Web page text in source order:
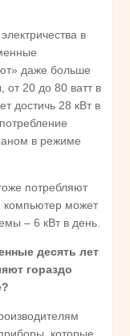
в
даже больше
от 20 до 80 ватт в
достичь 28 кВт в
в режиме
потребляют
компьютер может
– 6 кВт в день.
десять лет
гораздо
которые